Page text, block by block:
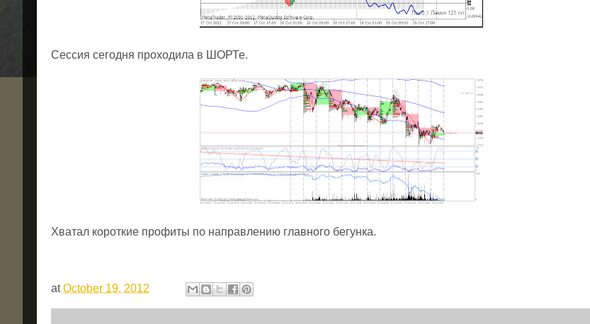
Сессия сегодня проходила в ШОРТе.
Хватал короткие профиты по направлению главного бегунка.
atOctober 19, 2012